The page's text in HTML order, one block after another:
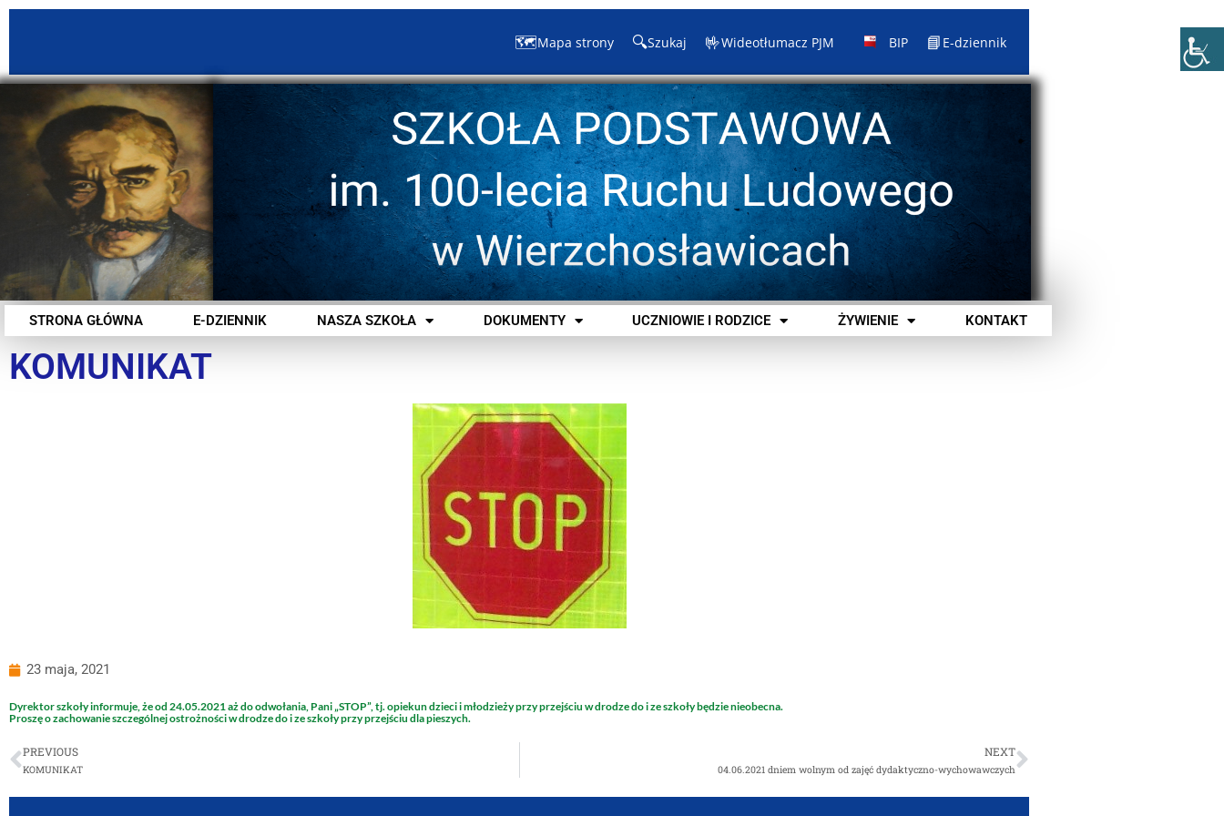
🗺️Mapa strony 🔍Szukaj 🤟Wideotłumacz PJM BIP 📘 E-dziennik
STRONA GŁÓWNA E-DZIENNIK NASZA SZKOŁA DOKUMENTY UCZNIOWIE I RODZICE ŻYWIENIE KONTAKT
KOMUNIKAT
23 maja, 2021
Dyrektor szkoły informuje, że od 24.05.2021 aż do odwołania, Pani „STOP”, tj. opiekun dzieci i młodzieży przy przejściu w drodze do i ze szkołybędzie nieobecna.
Proszę o zachowanie szczególnej ostrożności w drodze do i ze szkoły przy przejściu dla pieszych.
PREVIOUS
KOMUNIKAT
NEXT
04.06.2021 dniem wolnym od zajęć dydaktyczno-wychowawczych